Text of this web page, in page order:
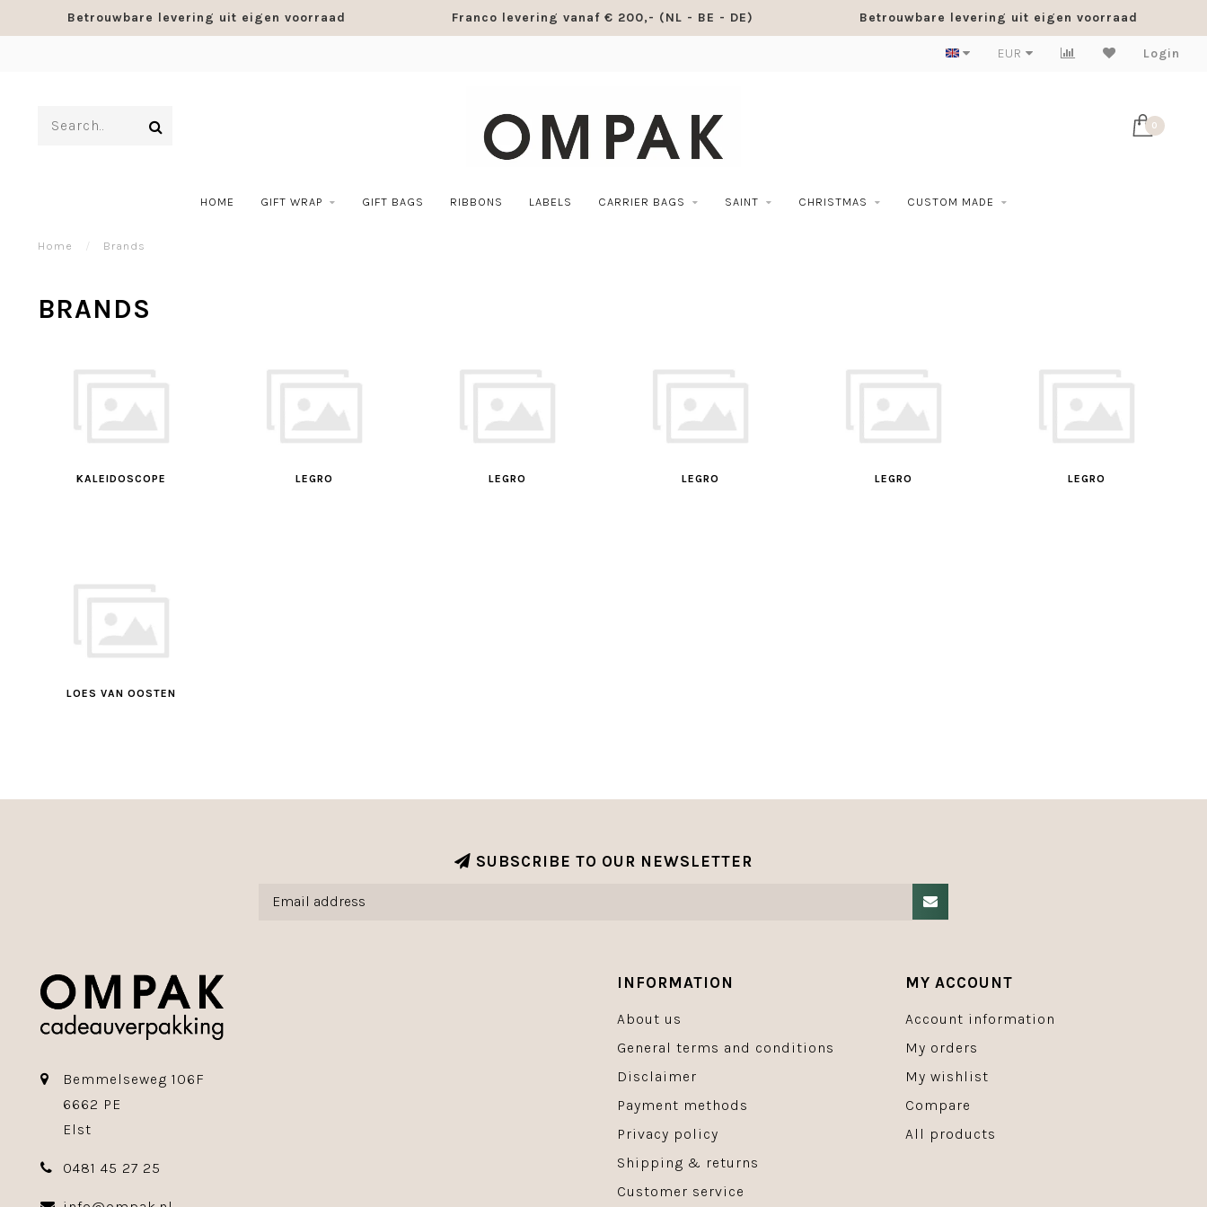
Betrouwbare levering uit eigen voorraad Franco levering vanaf € 200,- (NL - BE - DE) Betrouwbare levering uit eigen voorraad
EUR Login
0
HOME GIFT WRAP GIFT BAGS RIBBONS LABELS CARRIER BAGS SAINT CHRISTMAS CUSTOM MADE
Home / Brands
BRANDS
KALEIDOSCOPE LEGRO LEGRO LEGRO LEGRO LEGRO
LOES VAN OOSTEN
SUBSCRIBE TO OUR NEWSLETTER
Bemmelseweg 106F
6662 PE
Elst
0481 45 27 25
INFORMATION
About us
General terms and conditions
Disclaimer
Payment methods
Privacy policy
Shipping & returns
Customer service
MY ACCOUNT
Account information
My orders
My wishlist
Compare
All products